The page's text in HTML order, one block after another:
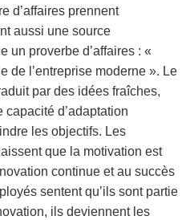
d’affaires prennent
aussi une source
un proverbe d’affaires : «
de l’entreprise moderne ». Le
par des idées fraîches,
d’adaptation
les objectifs. Les
que la motivation est
continue et au succès
sentent qu’ils sont partie
ils deviennent les